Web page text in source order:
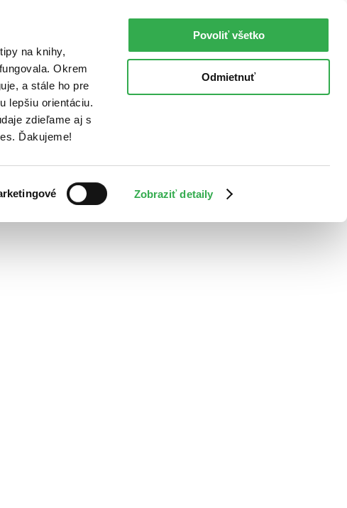
na knihy,
Okrem
a stále ho pre
lepšiu orientáciu.
zdieľame aj s
Ďakujeme!
Zobraziť detaily
Povoliť všetko
Odmietnuť